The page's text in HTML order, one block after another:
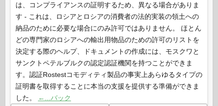
は、コンプライアンスの証明するため、異なる場合がありま
す - これは、ロシアとロシアの消費者の法的実装の領土への
納品のために必要な場合にのみ許可ではありません。 ほとん
どの専門家のロシアへの輸出用物品のための許可のリストを
決定する際のヘルプ、ドキュメントの作成には、モスクワと
サンクトペテルブルクの認定認証機関を持つことができま
す。認証Rostestコモディティ製品の事実上あらゆるタイプの
証明書を取得することに本当の支援を提供する準備ができま
した。
←...バック